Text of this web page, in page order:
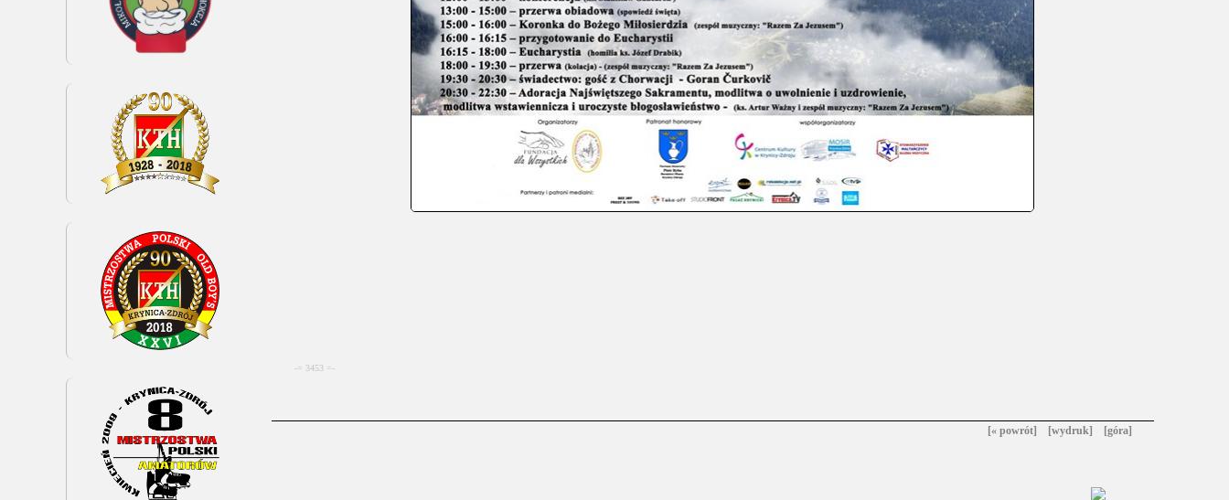
-= 3453 =-
[« powrót] [wydruk] [góra]